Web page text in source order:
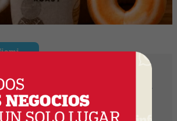
de seguros, que también
de hamburguesería (la
en Miami)